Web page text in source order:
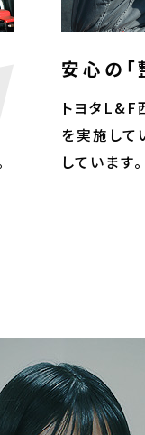
安心の
トヨタL&F
を実施して
しています。